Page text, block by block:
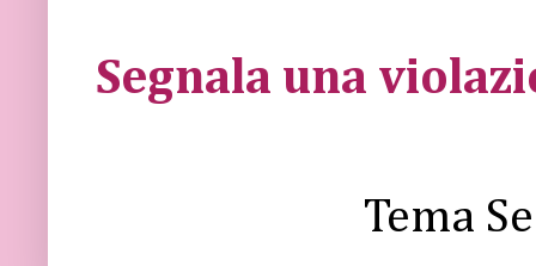
Segnala una
Tema